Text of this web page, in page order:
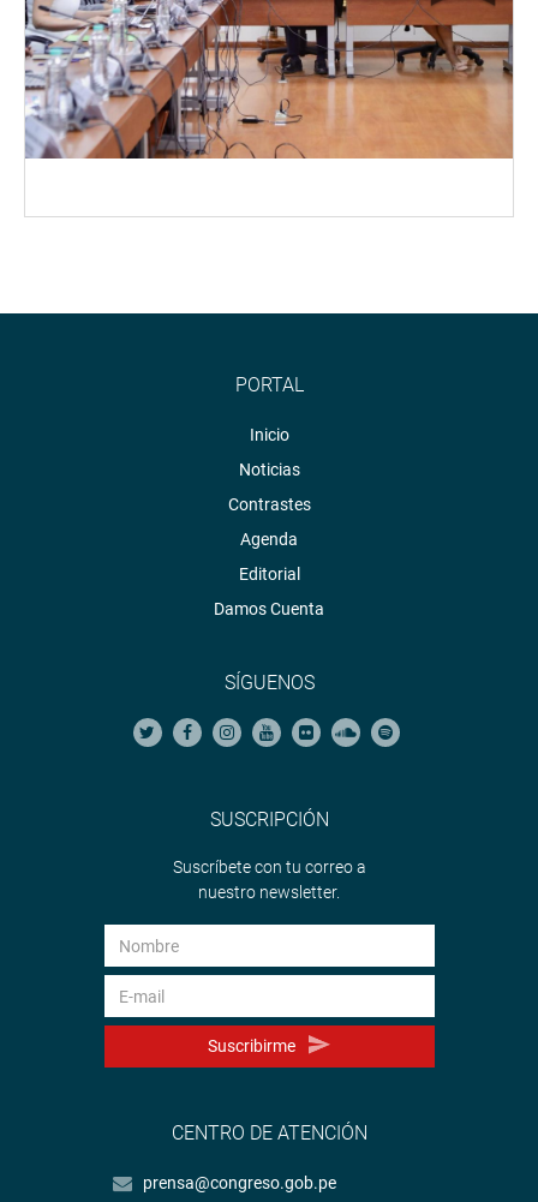
PORTAL
Inicio
Noticias
Contrastes
Agenda
Editorial
Damos Cuenta
SÍGUENOS
SUSCRIPCIÓN
Suscríbete con tu correo a
nuestro newsletter.
Suscribirme
CENTRO DE ATENCIÓN
prensa@congreso.gob.pe